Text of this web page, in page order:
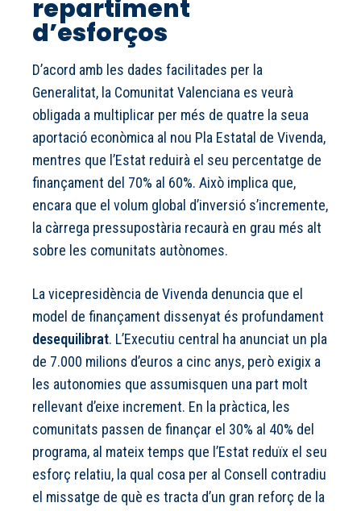
repartiment
d’esforços
D’acord amb les dades facilitades per la
Generalitat, la Comunitat Valenciana es veurà
obligada a multiplicar per més de quatre la seua
aportació econòmica al nou Pla Estatal de Vivenda,
mentres que l’Estat reduirà el seu percentatge de
finançament del 70% al 60%. Això implica que,
encara que el volum global d’inversió s’incremente,
la càrrega pressupostària recaurà en grau més alt
sobre les comunitats autònomes.
La vicepresidència de Vivenda denuncia que el
model de finançament dissenyat és profundament
desequilibrat. L’Executiu central ha anunciat un pla
de 7.000 milions d’euros a cinc anys, però exigix a
les autonomies que assumisquen una part molt
rellevant d’eixe increment. En la pràctica, les
comunitats passen de finançar el 30% al 40% del
programa, al mateix temps que l’Estat reduïx el seu
esforç relatiu, la qual cosa per al Consell contradiu
el missatge de què es tracta d’un gran reforç de la